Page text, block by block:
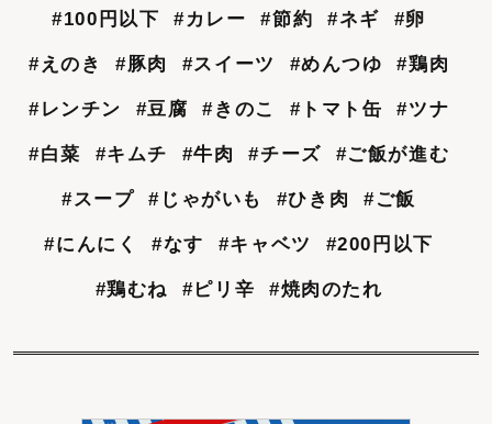
#100円以下 #カレー #節約 #ネギ #卵
#えのき #豚肉 #スイーツ #めんつゆ #鶏肉
#レンチン #豆腐 #きのこ #トマト缶 #ツナ
#白菜 #キムチ #牛肉 #チーズ #ご飯が進む
#スープ #じゃがいも #ひき肉 #ご飯
#にんにく #なす #キャベツ #200円以下
#鶏むね #ピリ辛 #焼肉のたれ